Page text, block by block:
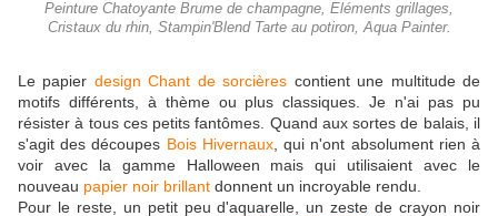
Peinture Chatoyante Brume de champagne, Eléments grillages,
Cristaux du rhin, Stampin'Blend Tarte au potiron, Aqua Painter.
Le papier design Chant de sorcières contient une multitude de
motifs différents, à thème ou plus classiques. Je n'ai pas pu
résister à tous ces petits fantômes. Quand aux sortes de balais, il
s'agit des découpes Bois Hivernaux, qui n'ont absolument rien à
voir avec la gamme Halloween mais qui utilisaient avec le
nouveau papier noir brillant donnent un incroyable rendu.
Pour le reste, un petit peu d'aquarelle, un zeste de crayon noir